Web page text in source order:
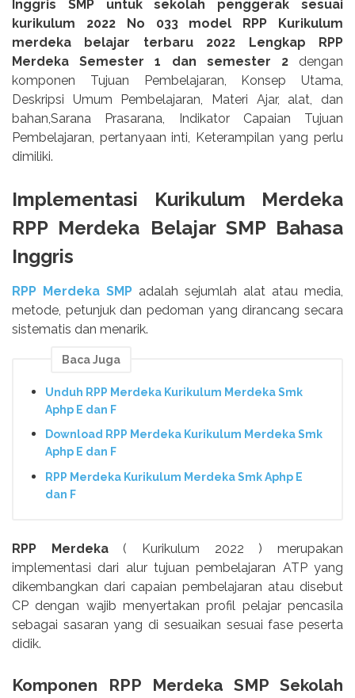
Inggris SMP untuk sekolah penggerak sesuai
kurikulum 2022 No 033 model RPP Kurikulum
merdeka belajar terbaru 2022 Lengkap RPP
Merdeka Semester 1 dan semester 2dengan
komponen Tujuan Pembelajaran, Konsep Utama,
Deskripsi Umum Pembelajaran, Materi Ajar, alat, dan
bahan,Sarana Prasarana, Indikator Capaian Tujuan
Pembelajaran, pertanyaan inti, Keterampilan yang perlu
dimiliki.
Implementasi Kurikulum Merdeka
RPP Merdeka Belajar SMP Bahasa
Inggris
RPP Merdeka SMP adalah sejumlah alat atau media,
metode, petunjuk dan pedoman yang dirancang secara
sistematis dan menarik.
Baca Juga
Unduh RPP Merdeka Kurikulum Merdeka Smk
Aphp E dan F
Download RPP Merdeka Kurikulum Merdeka Smk
Aphp E dan F
RPP Merdeka Kurikulum Merdeka Smk Aphp E
dan F
RPP Merdeka( Kurikulum 2022 ) merupakan
implementasi dari alur tujuan pembelajaran ATP yang
dikembangkan dari capaian pembelajaran atau disebut
CP dengan wajib menyertakan profil pelajar pencasila
sebagai sasaran yang di sesuaikan sesuai fase peserta
didik.
Komponen RPP Merdeka SMP Sekolah